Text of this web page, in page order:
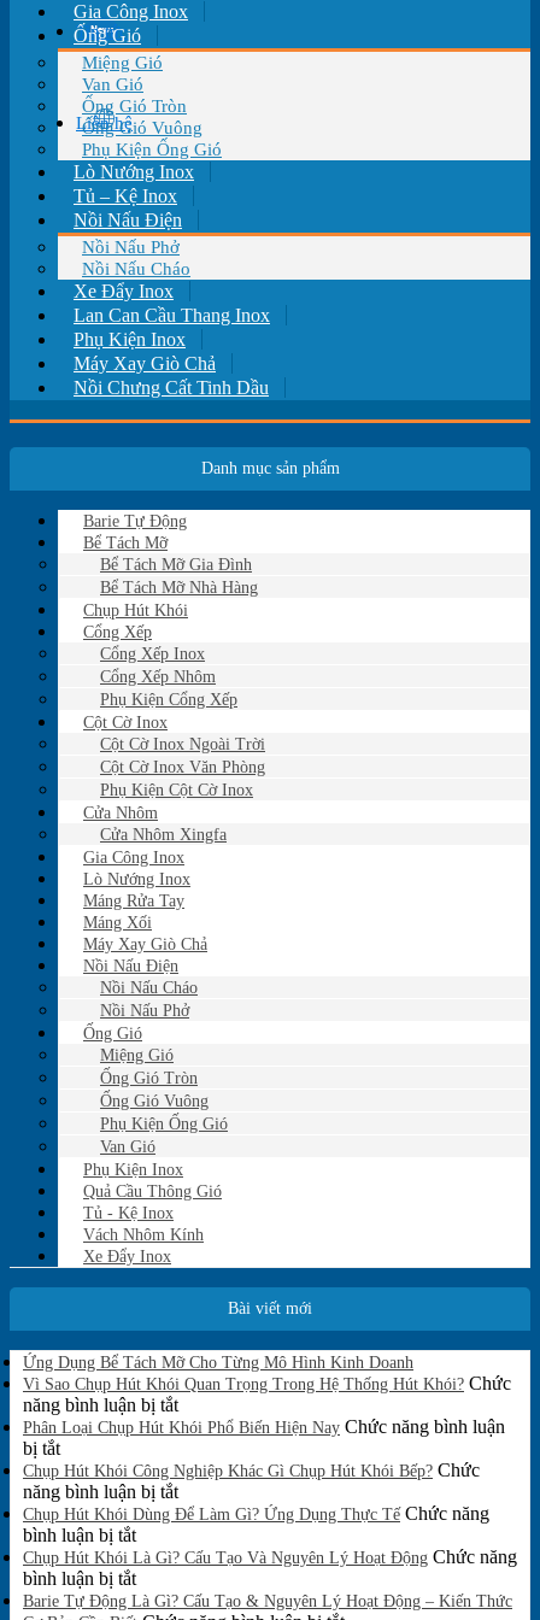
Tin tức
Liên hệ
Gia Công Inox
Ống Gió
Miệng Gió
Van Gió
Ống Gió Tròn
Ống Gió Vuông
Phụ Kiện Ống Gió
Lò Nướng Inox
Tủ – Kệ Inox
Nồi Nấu Điện
Nồi Nấu Phở
Nồi Nấu Cháo
Xe Đẩy Inox
Lan Can Cầu Thang Inox
Phụ Kiện Inox
Máy Xay Giò Chả
Nồi Chưng Cất Tinh Dầu
Danh mục sản phẩm
Barie Tự Động
Bể Tách Mỡ
Bể Tách Mỡ Gia Đình
Bể Tách Mỡ Nhà Hàng
Chụp Hút Khói
Cổng Xếp
Cổng Xếp Inox
Cổng Xếp Nhôm
Phụ Kiện Cổng Xếp
Cột Cờ Inox
Cột Cờ Inox Ngoài Trời
Cột Cờ Inox Văn Phòng
Phụ Kiện Cột Cờ Inox
Cửa Nhôm
Cửa Nhôm Xingfa
Gia Công Inox
Lò Nướng Inox
Máng Rửa Tay
Máng Xối
Máy Xay Giò Chả
Nồi Nấu Điện
Nồi Nấu Cháo
Nồi Nấu Phở
Ống Gió
Miệng Gió
Ống Gió Tròn
Ống Gió Vuông
Phụ Kiện Ống Gió
Van Gió
Phụ Kiện Inox
Quả Cầu Thông Gió
Tủ - Kệ Inox
Vách Nhôm Kính
Xe Đẩy Inox
Bài viết mới
Ứng Dụng Bể Tách Mỡ Cho Từng Mô Hình Kinh Doanh
có
bình
luận
ở
Dụng
Tách
Cho
Từng
Hình
Vì Sao Chụp Hút Khói Quan Trọng Trong Hệ Thống Hút Khói? Chức
năng bình luận bị tắtở
Vì
Chụp
Hút
Khói
Trọng
Hệ
Phân Loại Chụp Hút Khói Phổ Biến Hiện Nay Chức năng bình luận
bị tắtở
Phân
Loại
Chụp
Hút
Khói
Phổ
Biến
Chụp Hút Khói Công Nghiệp Khác Gì Chụp Hút Khói Bếp? Chức
năng bình luận bị tắtở
Chụp
Khói
Nghiệp
Chụp Hút Khói Dùng Để Làm Gì? Ứng Dụng Thực Tế Chức năng
bình luận bị tắtở
Chụp
Hút
Khói
Chụp Hút Khói Là Gì? Cấu Tạo Và Nguyên Lý Hoạt Động Chức năng
bình luận bị tắtở
Chụp
Barie Tự Động Là Gì? Cấu Tạo & Nguyên Lý Hoạt Động – Kiến Thức